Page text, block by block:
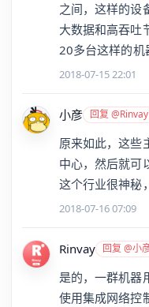
之间，这样的设
大数据和高吞吐
20多台这样的机
2018-07-15 22:01
小彦 回复 @Rinvay
原来如此，这些
中心，然后就可
这个行业很神秘
2018-07-16 07:09
Rinvay 回复 @小
是的，一群机器
使用集成网络控